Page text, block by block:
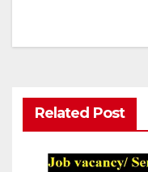
Related Post